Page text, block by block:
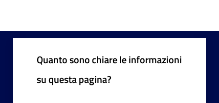
Quanto sono chiare le informazioni
su questa pagina?